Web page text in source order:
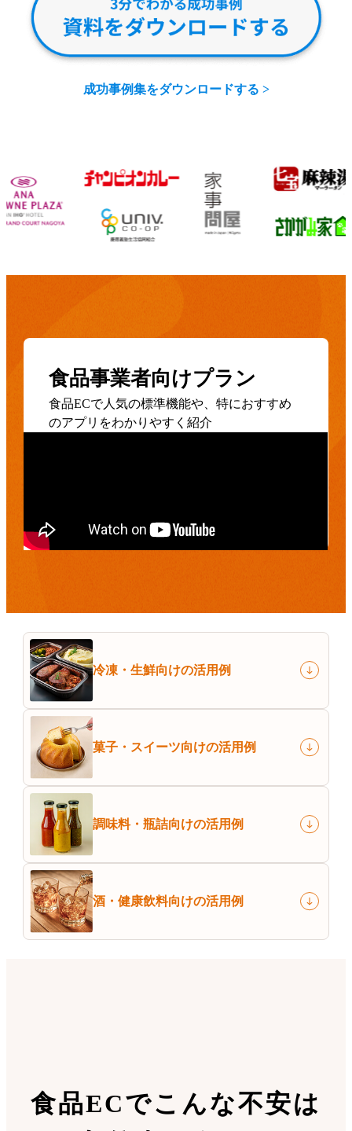
成功事例集をダウンロードする >
食品事業者向けプラン
食品ECで人気の標準機能や、特におすすめ
のアプリをわかりやすく紹介
冷凍・生鮮向けの活用例
菓子・スイーツ向けの活用例
調味料・瓶詰向けの活用例
酒・健康飲料向けの活用例
食品ECでこんな不安は